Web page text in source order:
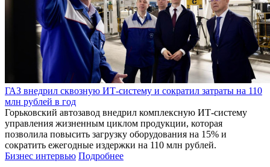
ГАЗ внедрил сквозную ИТ-систему и сократил затраты на 110
млн рублей в год
Горьковский автозавод внедрил комплексную ИТ-систему
управления жизненным циклом продукции, которая
позволила повысить загрузку оборудования на 15% и
сократить ежегодные издержки на 110 млн рублей.
Бизнес интервью Подробнее